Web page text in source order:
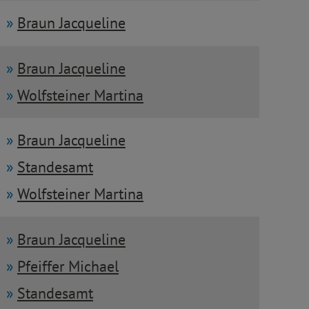
Braun Jacqueline
Braun Jacqueline
Wolfsteiner Martina
Braun Jacqueline
Standesamt
Wolfsteiner Martina
Braun Jacqueline
Pfeiffer Michael
Standesamt